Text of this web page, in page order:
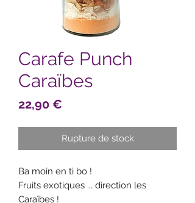
Carafe Punch
Caraïbes
22,90 €
Rupture de stock
Ba moin en ti bo !
Fruits exotiques ... direction les
Caraïbes !